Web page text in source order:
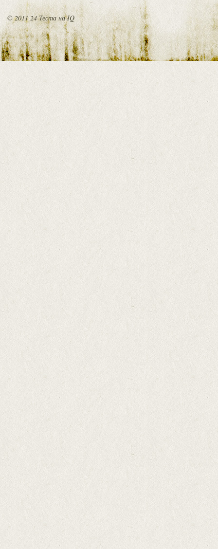
© 2011 24 Теста на IQ